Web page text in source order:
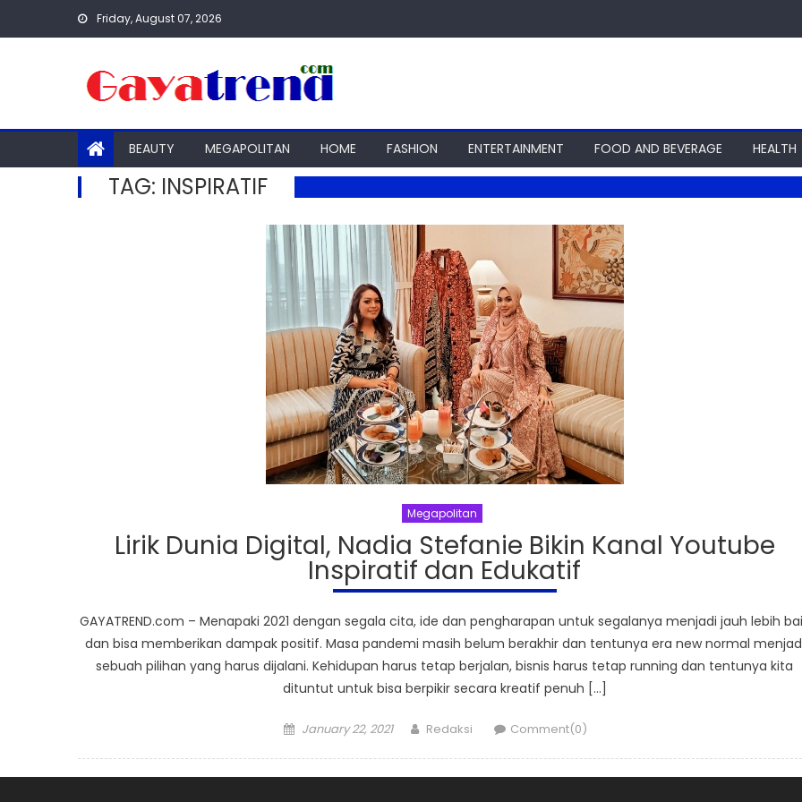
Friday, August 07, 2026
BEAUTY MEGAPOLITAN HOME FASHION ENTERTAINMENT FOOD AND BEVERAGE HEALTH
TAG: INSPIRATIF
Megapolitan
Lirik Dunia Digital, Nadia Stefanie Bikin Kanal Youtube
Inspiratif dan Edukatif
GAYATREND.com – Menapaki 2021 dengan segala cita, ide dan pengharapan untuk segalanya menjadi jauh lebih
dan bisa memberikan dampak positif. Masa pandemi masih belum berakhir dan tentunya era new normal
sebuah pilihan yang harus dijalani. Kehidupan harus tetap berjalan, bisnis harus tetap running dan tentunya kita
dituntut untuk bisa berpikir secara kreatif penuh […]
Posted
January 22, 2021 Author
Redaksi Comment(0)